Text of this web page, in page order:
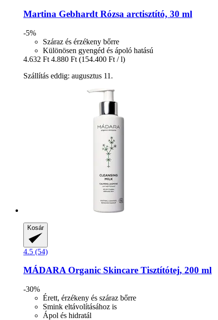
Martina GebhardtRózsa arctisztító, 30 ml
-5%
Száraz és érzékeny bőrre
Különösen gyengéd és ápoló hatású
4.632 Ft 4.880 Ft (154.400 Ft / l)
Szállítás eddig: augusztus 11.
Kosár
4.5 (54)
MÁDARA Organic Skincare Tisztítótej, 200 ml
-30%
Érett, érzékeny és száraz bőrre
Smink eltávolításához is
Ápol és hidratál